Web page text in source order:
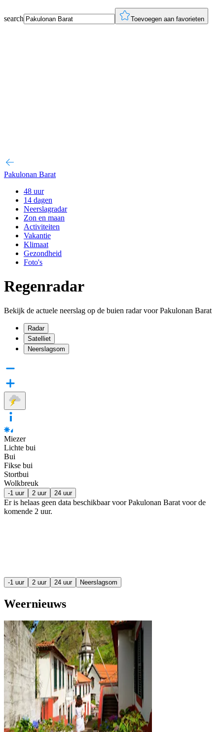
search Toevoegen aan favorieten
Pakulonan Barat
48 uur
14 dagen
Neerslagradar
Zon en maan
Activiteiten
Vakantie
Klimaat
Gezondheid
Foto's
Regenradar
Bekijk de actuele neerslag op de buien radar voor Pakulonan Barat
Radar
Satelliet
Neerslagsom
Miezer
Lichte bui
Bui
Fikse bui
Stortbui
Wolkbreuk
-1 uur 2 uur 24 uur
Er is helaas geen data beschikbaar voor Pakulonan Barat voor de
komende 2 uur.
-1 uur 2 uur 24 uur Neerslagsom
Weernieuws